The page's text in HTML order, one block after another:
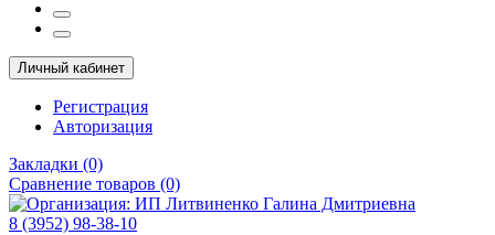
Личный кабинет
Регистрация
Авторизация
Закладки (0)
Сравнение товаров (0)
8 (3952) 98-38-10